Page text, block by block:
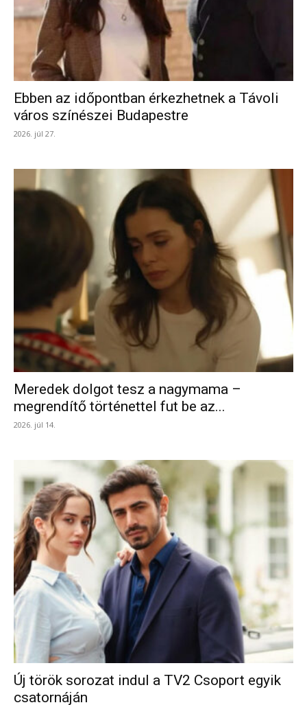
Ebben az időpontban érkezhetnek a Távoli
város színészei Budapestre
2026. júl 27.
Meredek dolgot tesz a nagymama –
megrendítő történettel fut be az...
2026. júl 14.
Új török sorozat indul a TV2 Csoport egyik
csatornáján